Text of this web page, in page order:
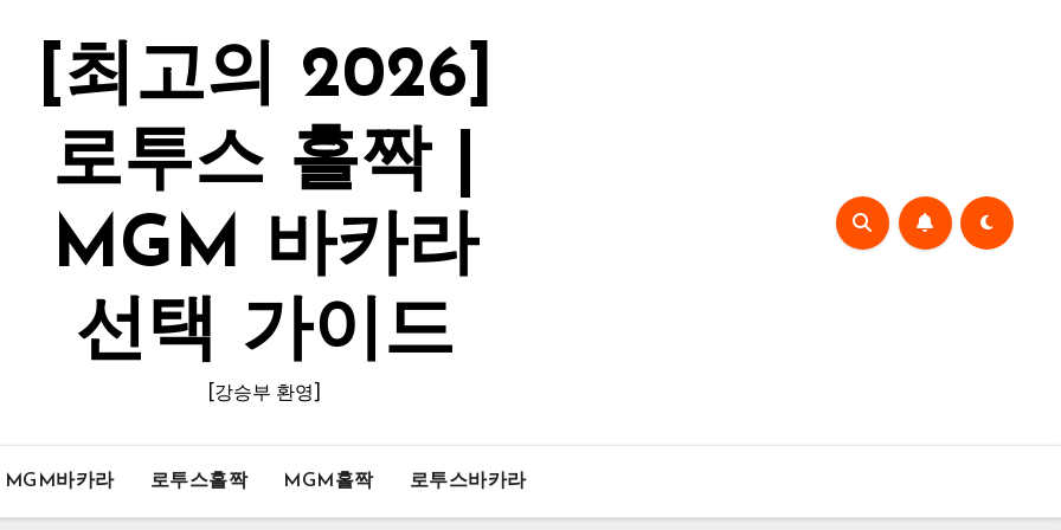
[최고의 2026]
로투스 홀짝 |
MGM 바카라
선택 가이드
[강승부 환영]
MGM바카라 로투스홀짝 MGM홀짝 로투스바카라